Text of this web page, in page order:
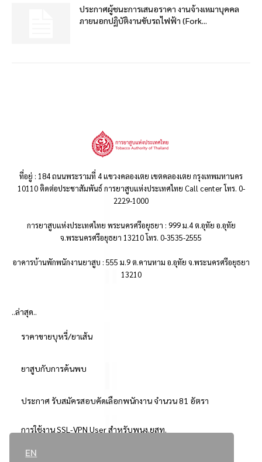
EN
ประกาศผู้ชนะการเสนอราคา งานจ้างเหมาบุคคล
ภายนอกปฏิบัติงานขับรถไฟฟ้า (Fork...
ที่อยู่ : 184 ถนนพระรามที่ 4 แขวงคลองเตย เขตคลองเตย กรุงเทพมหานคร
10110 ติดต่อประชาสัมพันธ์ การยาสูบแห่งประเทศไทย Call center โทร. 0-
2229-1000
การยาสูบแห่งประเทศไทย พระนครศรีอยุธยา : 999 ม.4 ต.อุทัย อ.อุทัย
จ.พระนครศรีอยุธยา 13210 โทร. 0-3535-2555
อาคารบ้านพักพนักงานยาสูบ : 555 ม.9 ต.คานหาม อ.อุทัย จ.พระนครศรีอยุธยา
13210
..ล่าสุด..
ราคาขายบุหรี่/ยาเส้น
ยาสูบกับการค้นพบ
ประกาศ รับสมัครสอบคัดเลือกพนักงาน จำนวน 81 อัตรา
การใช้งาน SSL-VPN User สำหรับพนง.ยสท.